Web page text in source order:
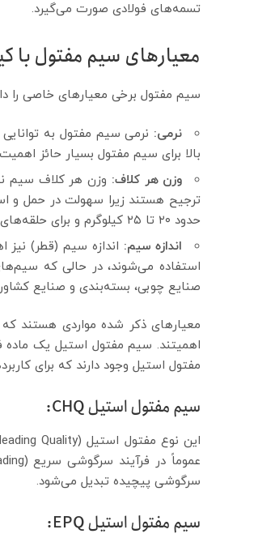
تسمه‌های فولادی صورت می‌گیرد.
معیارهای سیم مفتول با
سیم مفتول برخی معیارهای خاصی را
نرمی: نرمی سیم مفتول به
بالا برای سیم مفتول بسیار حائز
وزن هر کلاف: وزن هر کلاف سیم
حدود ۲۰ تا ۲۵ کیلوگرم و برای حلقه‌های ۲٫۵ نمره ۳۰ کیلوگرم است.
اندازه سیم:
صنایع چوبی، بسته‌بندی و صنایع
معیارهای ذکر شده مواردی هستند که
اهمیتند. سیم مفتول استیل یک
مفتول استیل وجود دارند که برای
سیم مفتول استیل CHQ:
سرگوشی پیچیده تبدیل می‌شود.
سیم مفتول استیل EPQ: